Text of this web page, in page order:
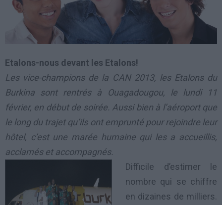
Etalons-nous devant les Etalons!
Les vice-champions de la CAN 2013, les Etalons du
Burkina sont rentrés à Ouagadougou, le lundi 11
février, en début de soirée. Aussi bien à l’aéroport que
le long du trajet qu’ils ont emprunté pour rejoindre leur
hôtel, c’est une marée humaine qui les a accueillis,
acclamés et accompagnés.
Difficile d’estimer le
nombre qui se chiffre
en dizaines de milliers.